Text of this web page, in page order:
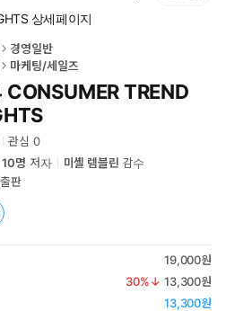
상세페이지
경영일반
마케팅/세일즈
TREND
관심 0
10명 저자 미셸 렘블린 감수
출판
19,000원
30%↓ 13,300원
13,300원